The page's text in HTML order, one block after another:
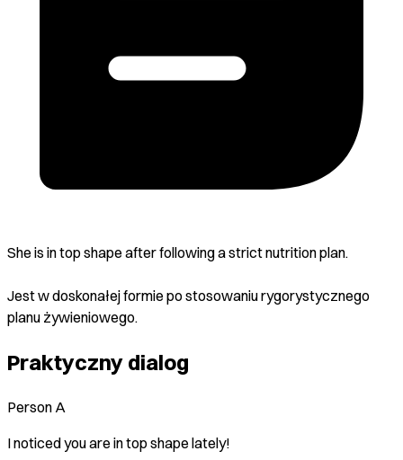
She is in top shape after following a strict nutrition plan.
Jest w doskonałej formie po stosowaniu rygorystycznego
planu żywieniowego.
Praktyczny dialog
Person A
I noticed you are in top shape lately!